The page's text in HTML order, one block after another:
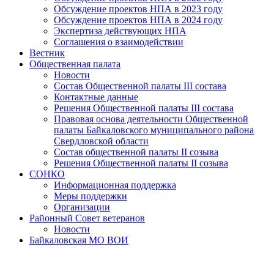
Обсуждение проектов НПА в 2023 году
Обсуждение проектов НПА в 2024 году
Экспертиза действующих НПА
Соглашения о взаимодействии
Вестник
Общественная палата
Новости
Состав Общественной палаты III состава
Контактные данные
Решения Общественной палаты III состава
Правовая основа деятельности Общественной
палаты Байкаловского муниципального района
Свердловской области
Состав общественной палаты II созыва
Решения Общественной палаты II созыва
СОНКО
Информационная поддержка
Меры поддержки
Организации
Районный Совет ветеранов
Новости
Байкаловская МО ВОИ